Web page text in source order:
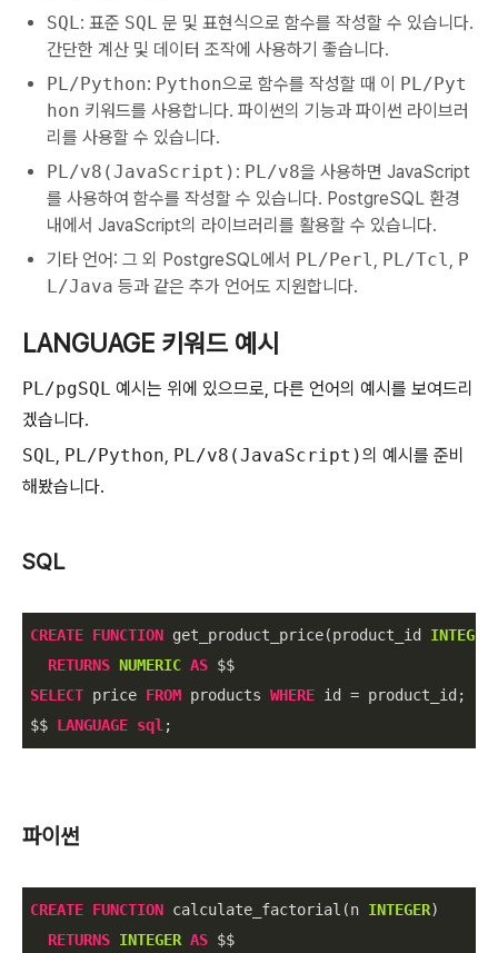
SQL: 표준 SQL 문 및 표현식으로 함수를 작성할 수 있습니다.
간단한 계산 및 데이터 조작에 사용하기 좋습니다.
PL/Python: Python으로 함수를 작성할 때 이 PL/Pyt
hon 키워드를 사용합니다. 파이썬의 기능과 파이썬 라이브러
리를 사용할 수 있습니다.
PL/v8(JavaScript) : PL/v8을 사용하면 JavaScript
를 사용하여 함수를 작성할 수 있습니다. PostgreSQL 환경
내에서 JavaScript의 라이브러리를 활용할 수 있습니다.
기타 언어: 그 외 PostgreSQL에서 PL/Perl, PL/Tcl, P
L/Java 등과 같은 추가 언어도 지원합니다.
LANGUAGE 키워드 예시
PL/pgSQL 예시는 위에 있으므로, 다른 언어의 예시를 보여드리
겠습니다.
SQL, PL/Python, PL/v8(JavaScript)의 예시를 준비
해봤습니다.
SQL
CREATE FUNCTION get_product_price(product_id INTEGER
RETURNS NUMERIC AS
SELECT price FROM products WHERE id = product_id;
$$ LANGUAGE sql ;
파이썬
CREATE FUNCTION calculate_factorial(n INTEGER)
RETURNS INTEGER AS